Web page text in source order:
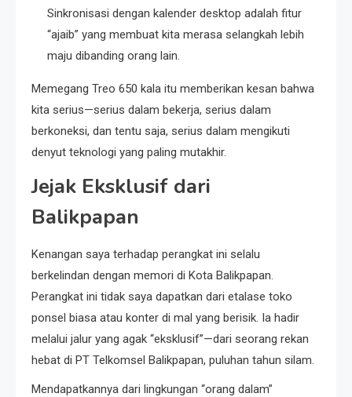
Sinkronisasi dengan kalender desktop adalah fitur
“ajaib” yang membuat kita merasa selangkah lebih
maju dibanding orang lain.
Memegang Treo 650 kala itu memberikan kesan bahwa
kita serius—serius dalam bekerja, serius dalam
berkoneksi, dan tentu saja, serius dalam mengikuti
denyut teknologi yang paling mutakhir.
Jejak Eksklusif dari
Balikpapan
Kenangan saya terhadap perangkat ini selalu
berkelindan dengan memori di Kota Balikpapan.
Perangkat ini tidak saya dapatkan dari etalase toko
ponsel biasa atau konter di mal yang berisik. Ia hadir
melalui jalur yang agak “eksklusif”—dari seorang rekan
hebat di PT Telkomsel Balikpapan, puluhan tahun silam.
Mendapatkannya dari lingkungan “orang dalam”